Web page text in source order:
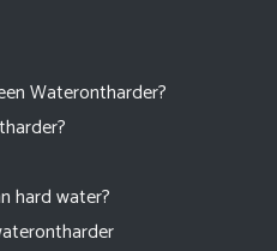
Waterontharder?
hard water?